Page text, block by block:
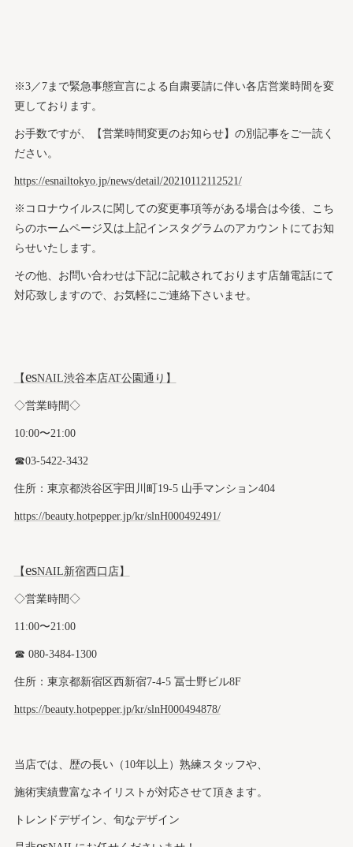
※3／7まで緊急事態宣言による自粛要請に伴い各店営業時間を変
更しております。
お手数ですが、【営業時間変更のお知らせ】の別記事をご一読く
ださい。
https://esnailtokyo.jp/news/detail/20210112112521/
※コロナウイルスに関しての変更事項等がある場合は今後、こち
らのホームページ又は上記インスタグラムのアカウントにてお知
らせいたします。
その他、お問い合わせは下記に記載されております店舗電話にて
対応致しますので、お気軽にご連絡下さいませ。
【esNAIL渋谷本店AT公園通り】
◇営業時間◇
10:00〜21:00
☎︎03-5422-3432
住所：東京都渋谷区宇田川町19-5 山手マンション404
https://beauty.hotpepper.jp/kr/slnH000492491/
【esNAIL新宿西口店】
◇営業時間◇
11:00〜21:00
☎︎ 080-3484-1300
住所：東京都新宿区西新宿7-4-5 冨士野ビル8F
https://beauty.hotpepper.jp/kr/slnH000494878/
当店では、歴の長い（10年以上）熟練スタッフや、
施術実績豊富なネイリストが対応させて頂きます。
トレンドデザイン、旬なデザイン